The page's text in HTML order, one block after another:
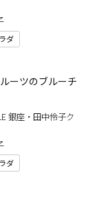
ダ
ーツのブルーチ
銀座・田中伶子ク
ダ